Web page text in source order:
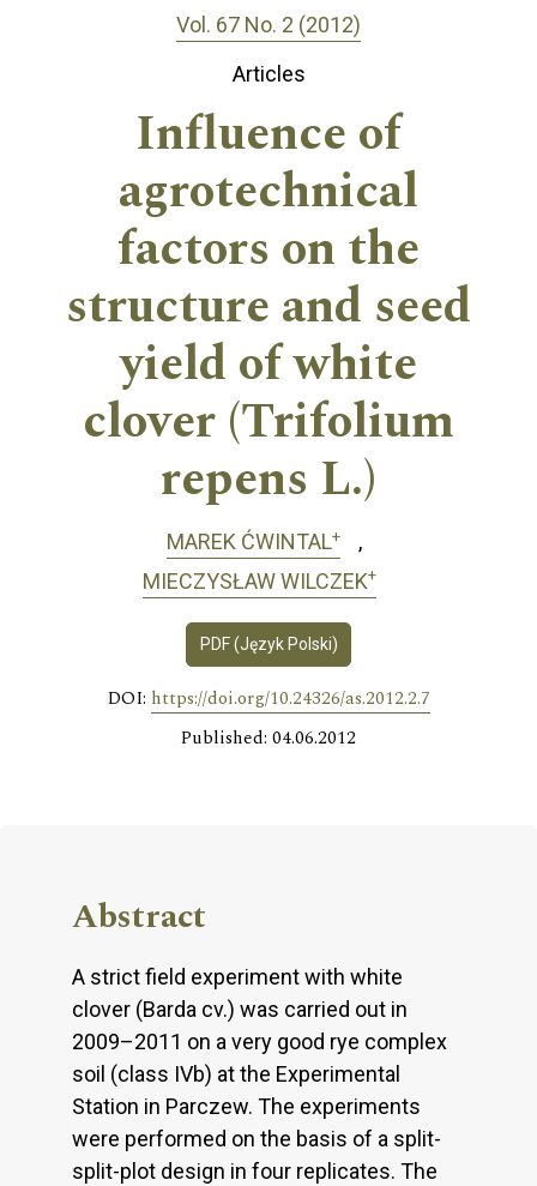
Vol. 67 No. 2 (2012)
Articles
Influence of
agrotechnical
factors on the
structure and seed
yield of white
clover (Trifolium
repens L.)
MAREK ĆWINTAL+
MIECZYSŁAW WILCZEK+
PDF (Język Polski)
DOI: https://doi.org/10.24326/as.2012.2.7
Published: 04.06.2012
Abstract
A strict field experiment with white
clover (Barda cv.) was carried out in
2009–2011 on a very good rye complex
soil (class IVb) at the Experimental
Station in Parczew. The experiments
were performed on the basis of a split-
split-plot design in four replicates. The